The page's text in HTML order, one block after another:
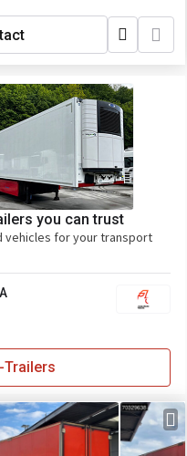
you can trust
vehicles for your transport
Trailers